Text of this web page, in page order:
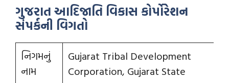
ગુજરાતઆદિજાતિ વિકાસ કોર્પોરેશન
સંપર્કની વિગતો
નિગમનું
નામ
Gujarat Tribal Development
Corporation, Gujarat State